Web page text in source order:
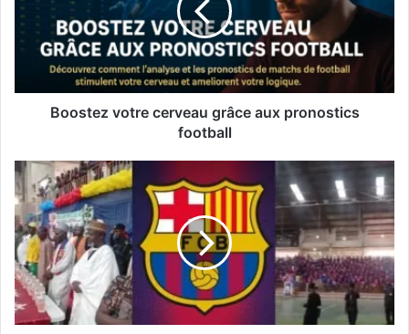
Boostez votre cerveau grâce aux pronostics
football